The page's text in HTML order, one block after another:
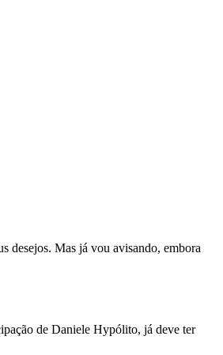
desejos. Mas já vou avisando, embora
de Daniele Hypólito, já deve ter